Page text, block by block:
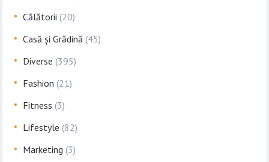
Călătorii (20)
Casă și Grădină (45)
Diverse (395)
Fashion (21)
Fitness (3)
Lifestyle (82)
Marketing (3)